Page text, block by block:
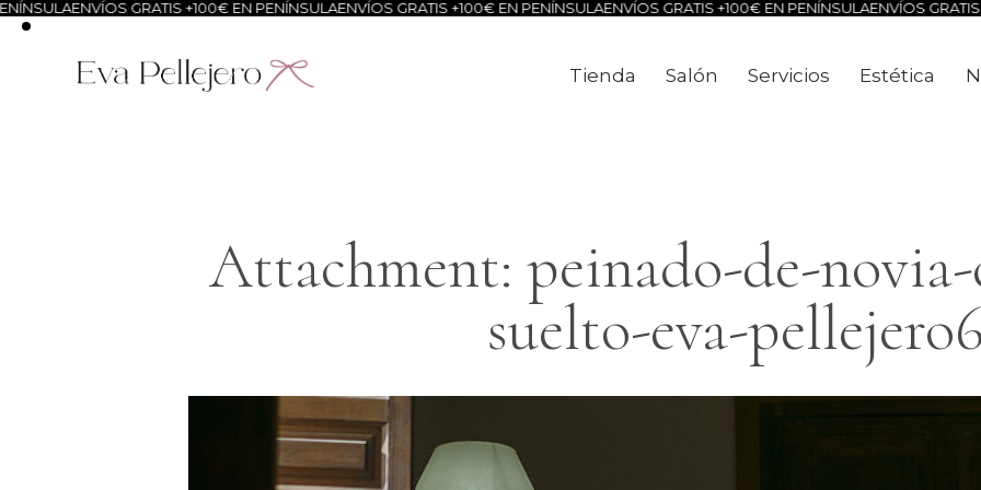
ENVÍOS GRATIS +100€ EN PENÍNSULAENVÍOS GRATIS +100€ EN PENÍNSULAENVÍOS GRATIS +100€ EN PENÍNSULAENVÍOS GRATIS
Tienda Salón Servicios Estética
Attachment: peinado-de-
suelto-eva-pellejero6